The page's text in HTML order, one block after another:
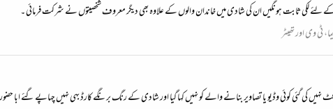
کے لئے لکی ثابت ہونگیں ان کی شادی میں خاندان والوں کے علاوہ بھی دیگر معروف شخصیتوں نے شرکت فرمائی ۔
ٹی وی اور تھیٹر
نہیں کی گئی کوئی وڈیو یا تصاویر بنانے والے کو نہیں کہا گیا اور شادی کے رنگ برنگے کارڈ بهی نہیں چهاپے گئے